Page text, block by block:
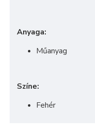
Anyaga:
Műanyag
Színe:
Fehér